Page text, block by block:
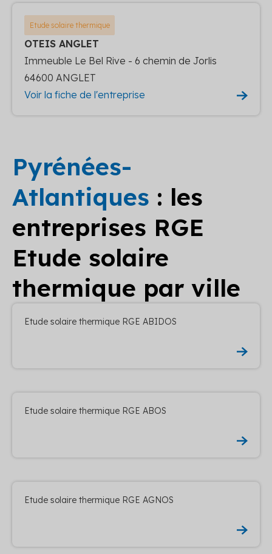
Etude solaire thermique
OTEIS ANGLET
Immeuble Le Bel Rive - 6 chemin de Jorlis
64600 ANGLET
Voir la fiche de l'entreprise
Pyrénées-
Atlantiques : les
entreprises RGE
Etude solaire
thermique par ville
Etude solaire thermique RGE ABIDOS
Etude solaire thermique RGE ABOS
Etude solaire thermique RGE AGNOS